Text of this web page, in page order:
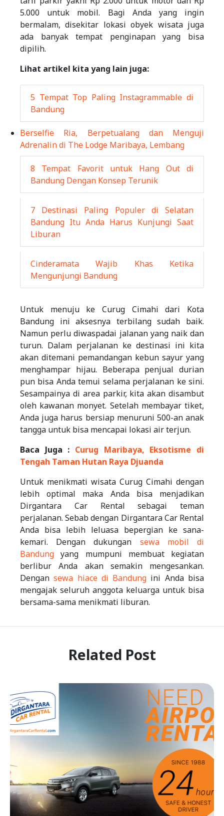
5.000 untuk mobil. Bagi Anda yang ingin
bermalam, disekitar lokasi obyek wisata juga
ada banyak tempat penginapan yang bisa
dipilih.
Lihat artikel kita yang lain juga:
5 Tempat Top Paling Instagrammable di
Bandung
Berselfie Ria, Berpetualang dan Menguji
Adrenalin di The Lodge Maribaya, Lembang
8 Tempat Favorit untuk Hang Out di
Bandung Dengan Konsep Terunik
7 Destinasi Paling Populer di Selatan
Bandung Itu Anda Harus Kunjungi Saat
Liburan
Cinderamata Wajib Khas Ketika
Mengunjungi Bandung
Untuk menuju ke Curug Cimahi dari Kota
Bandung ini aksesnya terbilang sudah baik.
Namun perlu diwaspadai jalanan yang naik dan
turun. Dalam perjalanan ke destinasi ini kita
akan ditemani pemandangan kebun sayur yang
menghampar hijau. Beberapa penjual durian
pun bisa Anda temui selama perjalanan ke sini.
Sesampainya di area parkir, kita akan disambut
oleh kawanan monyet. Setelah membayar tiket,
Anda juga harus bersiap menuruni 500-an anak
tangga untuk bisa mencapai lokasi air terjun.
Baca Juga : Curug Maribaya, Eksotisme di
Tengah Taman Hutan Raya Djuanda
Untuk menikmati wisata Curug Cimahi dengan
lebih optimal maka Anda bisa menjadikan
Dirgantara Car Rental sebagai teman
perjalanan. Sebab dengan Dirgantara Car Rental
Anda bisa lebih leluasa bepergian ke sana-
kemari. Dengan dukungan sewa mobil di
Bandung yang mumpuni membuat kegiatan
berlibur Anda akan semakin mengesankan.
Dengansewa hiace di Bandung ini Anda bisa
mengajak seluruh anggota keluarga untuk bisa
bersama-sama menikmati liburan.
Related Post